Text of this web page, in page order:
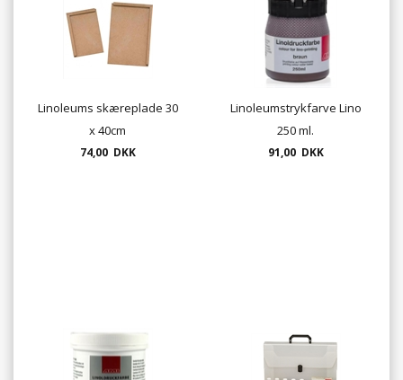
Linoleums skæreplade 30
x 40cm
74,00 DKK
Linoleumstrykfarve Lino
250 ml.
91,00 DKK